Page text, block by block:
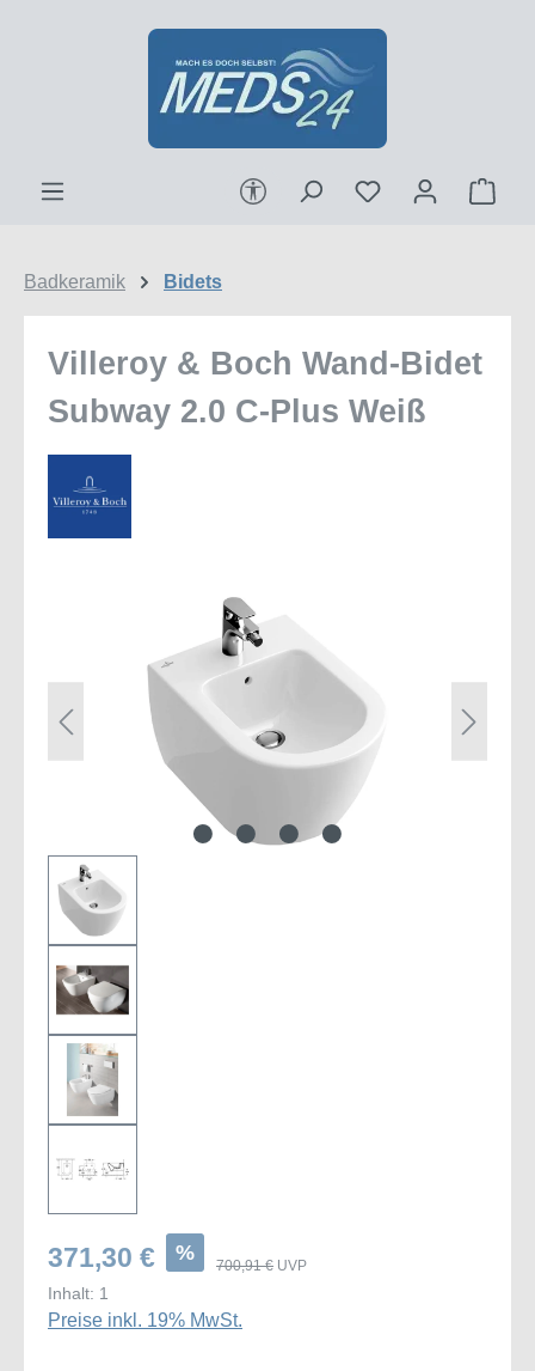
Zum Hauptinhalt springen
Werkzeugleiste anzeigen
Badkeramik Bidets
Villeroy & Boch Wand-Bidet
Subway 2.0 C-Plus Weiß
Bildergalerie überspringen
371,30 € %
700,91 € UVP
Inhalt: 1
Preise inkl. 19% MwSt.